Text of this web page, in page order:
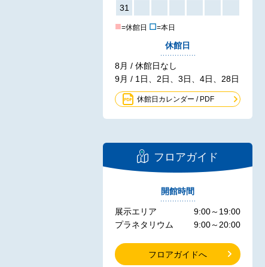
31
■=休館日 ☐=本日
休館日
8月 / 休館日なし
9月 / 1日、2日、3日、4日、28日
休館日カレンダー / PDF
フロアガイド
開館時間
展示エリア
プラネタリウム
9:00～19:00
9:00～20:00
フロアガイドへ